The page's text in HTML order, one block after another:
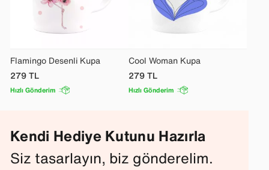
Flamingo Desenli Kupa
279TL
Hızlı Gönderim
Cool Woman Kupa
279TL
Hızlı Gönderim
Kendi Hediye Kutunu Hazırla
Siz tasarlayın, biz gönderelim.